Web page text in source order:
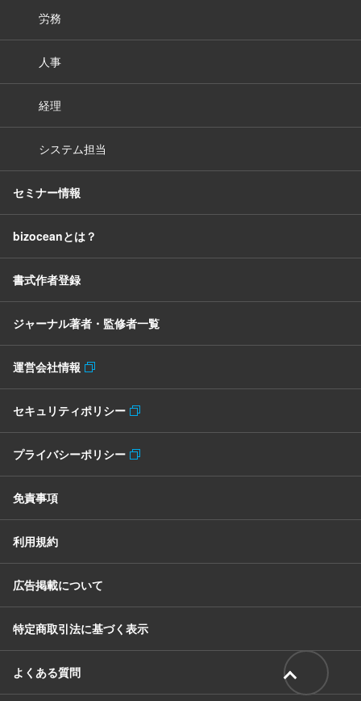
労務
人事
経理
システム担当
セミナー情報
bizoceanとは？
書式作者登録
ジャーナル著者・監修者一覧
運営会社情報
セキュリティポリシー
プライバシーポリシー
免責事項
利用規約
広告掲載について
特定商取引法に基づく表示
よくある質問